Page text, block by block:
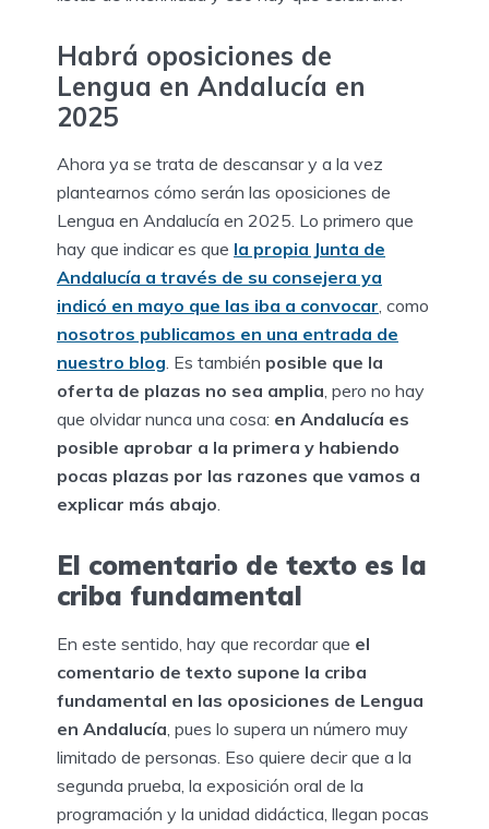
Habrá oposiciones de
Lengua en Andalucía en
2025
Ahora ya se trata de descansar y a la vez
plantearnos cómo serán las oposiciones de
Lengua en Andalucía en 2025. Lo primero que
hay que indicar es que la propia Junta de
Andalucía a través de su consejera ya
indicó en mayo que las iba a convocar, como
nosotros publicamos en una entrada de
nuestro blog. Es también posible que la
oferta de plazas no sea amplia, pero no hay
que olvidar nunca una cosa: en Andalucía es
posible aprobar a la primera y habiendo
pocas plazas por las razones que vamos a
explicar más abajo.
El comentario de texto es la
criba fundamental
En este sentido, hay que recordar que el
comentario de texto supone la criba
fundamental en las oposiciones de Lengua
en Andalucía, pues lo supera un número muy
limitado de personas. Eso quiere decir que a la
segunda prueba, la exposición oral de la
programación y la unidad didáctica, llegan pocas